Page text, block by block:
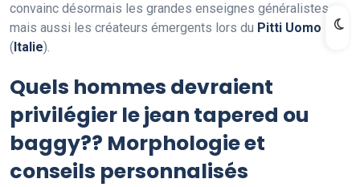
convainc désormais les grandes enseignes généralistes,
mais aussi les créateurs émergents lors du Pitti Uomo
( Italie).
Quels hommes devraient
privilégier le jean tapered ou
baggy?? Morphologie et
conseils personnalisés